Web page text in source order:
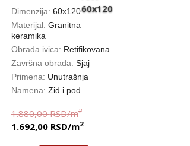
Dimenzija: 60x120
Materijal: Granitna
keramika
Obrada ivica: Retifikovana
Završna obrada: Sjaj
Primena: Unutrašnja
Namena: Zid i pod
1.880,00RSD/m2
1.692,00 RSD/m2